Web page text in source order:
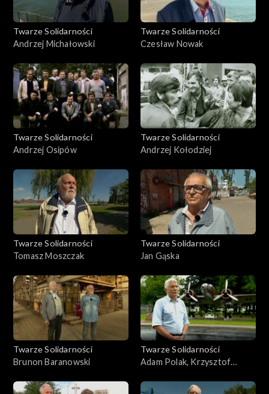
Twarze Solidarności
Andrzej Michałowski
Twarze Solidarności
Czesław Nowak
Twarze Solidarności
Andrzej Osipów
Twarze Solidarności
Andrzej Kołodziej
Twarze Solidarności
Tomasz Moszczak
Twarze Solidarności
Jan Gąska
Twarze Solidarności
Brunon Baranowski
Twarze Solidarności
Adam Polak, Krzysztof